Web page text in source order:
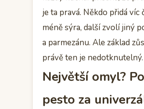
je ta pravá. Někdo přidá víc
méně sýra, další zvolí jiný
a parmezánu. Ale základ
právě ten je nedotknutelný.
Největší omyl?
pesto za